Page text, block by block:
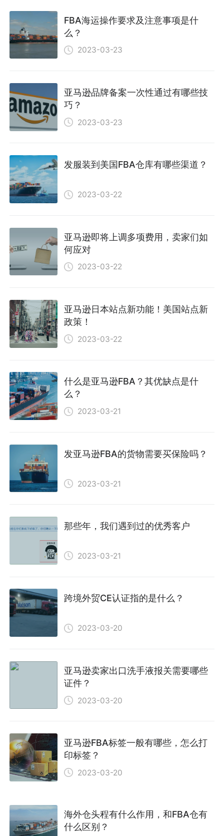
FBA海运操作要求及注意事项是什
么？
2023-03-23
亚马逊品牌备案一次性通过有哪些技
巧？
2023-03-23
发服装到美国FBA仓库有哪些渠道？
2023-03-22
亚马逊即将上调多项费用，卖家们如
何应对
2023-03-22
亚马逊日本站点新功能！美国站点新
政策！
2023-03-22
什么是亚马逊FBA？其优缺点是什
么？
2023-03-21
发亚马逊FBA的货物需要买保险吗？
2023-03-21
那些年，我们遇到过的优秀客户
2023-03-21
跨境外贸CE认证指的是什么？
2023-03-20
亚马逊卖家出口洗手液报关需要哪些
证件？
2023-03-20
亚马逊FBA标签一般有哪些，怎么打
印标签？
2023-03-20
海外仓头程有什么作用，和FBA仓有
什么区别？